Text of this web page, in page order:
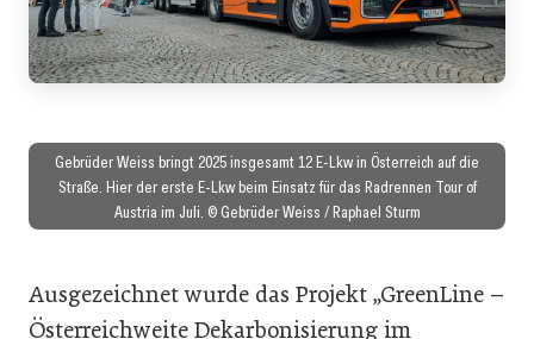
Gebrüder Weiss bringt 2025 insgesamt 12 E-Lkw in Österreich auf die
Straße. Hier der erste E-Lkw beim Einsatz für das Radrennen Tour of
Austria im Juli. © Gebrüder Weiss / Raphael Sturm
Ausgezeichnet wurde das Projekt „GreenLine –
Österreichweite Dekarbonisierung im